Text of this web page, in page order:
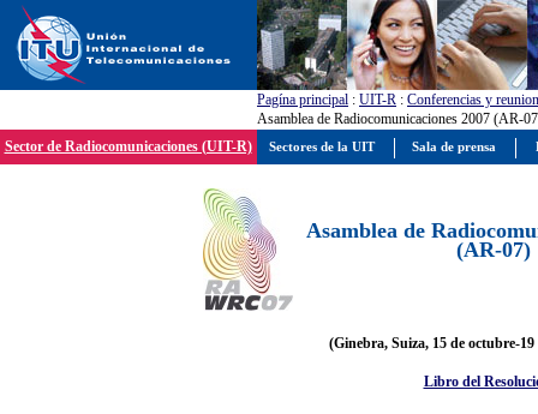
Pagína principal : UIT-R : Conferencias y
Asamblea de Radiocomunicaciones 2007 (AR-
Sector de Radiocomunicaciones (UIT-R)
Asamblea de
(AR-07)
(Ginebra, Suiza, 15 de octubre-19
Libro del
Sectores de la UIT Sala de prensa